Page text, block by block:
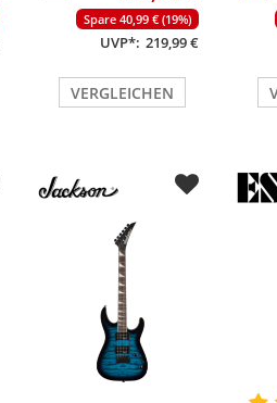
Spare 40,99 € (19%)
UVP*: 219,99 €
VERGLEICHEN